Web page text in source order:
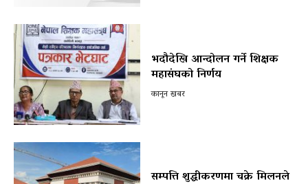
भदौदेखि आन्दोलन गर्ने शिक्षक
महासंघको निर्णय
कानून खबर
सम्पत्ति शुद्धीकरणमा चक्रे मिलनले